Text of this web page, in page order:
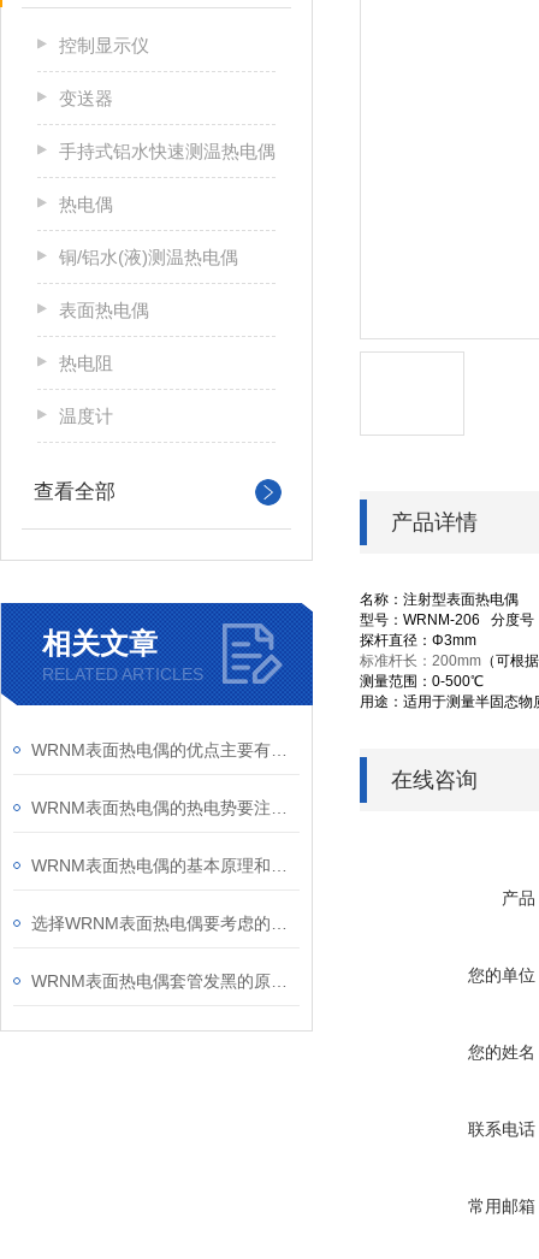
控制显示仪
变送器
手持式铝水快速测温热电偶
热电偶
铜/铝水(液)测温热电偶
表面热电偶
热电阻
温度计
查看全部
相关文章
RELATED ARTICLES
产品详情
名称：注射型表面热电偶
型号： WRNM-206 分度号
探杆直径：Φ3mm
标准杆长： 200mm （可根
测量范围： 0-500℃
用途：适用于测量半固态
在线咨询
产品
您的单位
您的姓名
联系电话
常用邮箱